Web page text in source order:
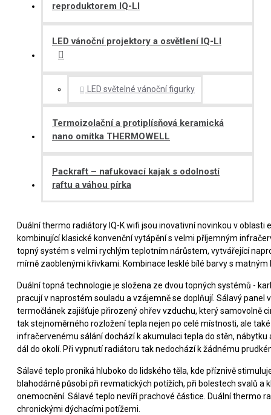
reproduktorem IQ-LI
LED vánoční projektory a osvětlení IQ-LI
LED světelné vánoční figurky
Termoizolační a protiplísňová keramická
nano omítka THERMOWELL
Packraft – nafukovací kajak s odolností
raftu a váhou pírka
Duální thermo radiátory IQ-K wifi jsou inovativní novinkou v
kombinující klasické konvenční vytápění s velmi příjemným
topný systém s velmi rychlým teplotním nárůstem, vytvářející
mírně zaoblenými křivkami. Kombinace lesklé bílé barvy s
Duální topná technologie je složena ze dvou topných systémů -
pracují v naprostém souladu a vzájemně se doplňují. Sálavý
termočlánek zajišťuje přirozený ohřev vzduchu, který samovolně
tak stejnoměrného rozložení tepla nejen po celé místnosti, ale
infračervenému sálání dochází k akumulaci tepla do stěn,
dál do okolí. Při vypnutí radiátoru tak nedochází k žádnému
Sálavé teplo proniká hluboko do lidského těla, kde příznivě
blahodárně působí při revmatických potížích, při bolestech svalů a
onemocnění. Sálavé teplo nevíří prachové částice. Duální thermo
chronickými dýchacími potížemi.